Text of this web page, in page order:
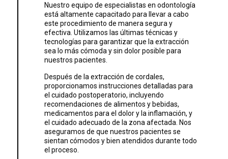
Nuestro equipo de especialistas en odontología
está altamente capacitado para llevar a cabo
este procedimiento de manera segura y
efectiva. Utilizamos las últimas técnicas y
tecnologías para garantizar que la extracción
sea lo más cómoda y sin dolor posible para
nuestros pacientes.
Después de la extracción de cordales,
proporcionamos instrucciones detalladas para
el cuidado postoperatorio, incluyendo
recomendaciones de alimentos y bebidas,
medicamentos para el dolor y la inflamación, y
el cuidado adecuado de la zona afectada. Nos
aseguramos de que nuestros pacientes se
sientan cómodos y bien atendidos durante todo
el proceso.